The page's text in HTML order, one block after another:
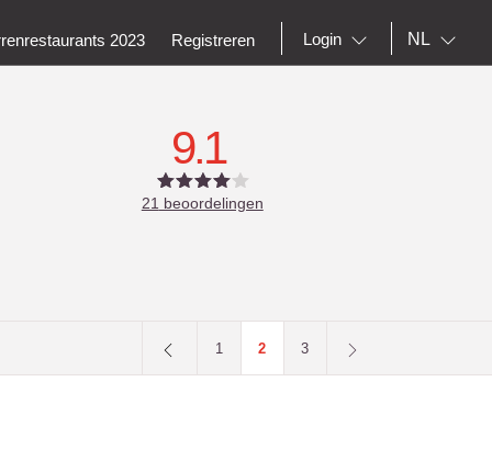
2023 Registreren Login NL
9.1
21 beoordelingen
1 2 3